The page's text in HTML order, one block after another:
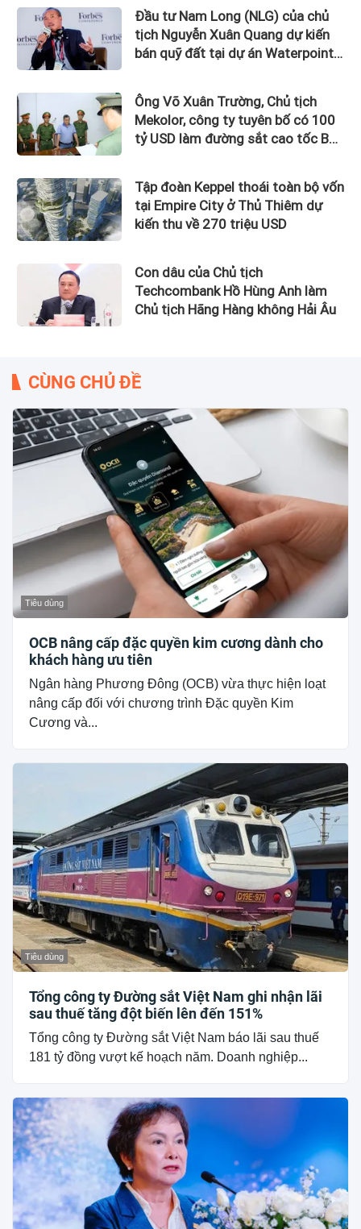
Đầu tư Nam Long (NLG) của chủ
tịch Nguyễn Xuân Quang dự kiến
bán quỹ đất tại dự án Waterpoint,
Ông Võ Xuân Trường, Chủ tịch
Mekolor, công ty tuyên bố có 100
tỷ USD làm đường sắt cao tốc Bắc
Tập đoàn Keppel thoái toàn bộ vốn
tại Empire City ở Thủ Thiêm dự
kiến thu về 270 triệu USD
Con dâu của Chủ tịch
Techcombank Hồ Hùng Anh làm
Chủ tịch Hãng Hàng không Hải Âu
CÙNG CHỦ ĐỀ
Tiêu dùng
OCB nâng cấp đặc quyền kim cương dành cho
khách hàng ưu tiên
Ngân hàng Phương Đông (OCB) vừa thực hiện loạt
nâng cấp đối với chương trình Đặc quyền Kim
Cương và...
Tiêu dùng
Tổng công ty Đường sắt Việt Nam ghi nhận lãi
sau thuế tăng đột biến lên đến 151%
Tổng công ty Đường sắt Việt Nam báo lãi sau thuế
181 tỷ đồng vượt kế hoạch năm. Doanh nghiệp...